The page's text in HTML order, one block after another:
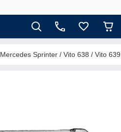
Mercedes Sprinter / Vito 638 / Vito 639